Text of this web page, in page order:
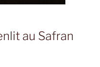
au Safran